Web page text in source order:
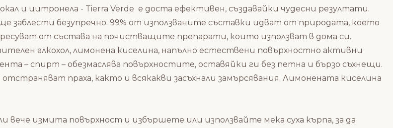
и цитронела - Tierra Verde е доста ефективен, създавайки чудесни резултати.
заблести безупречно. 99% от използваните съставки идват от природата, което
от състава на почистващите препарати, които използват в дома си.
алкохол, лимонена киселина, напълно естествени повърхностно активни
– спирт – обезмаслява повърхностите, оставяйки ги без петна и бързо съхнещи.
праха, както и всякакви засъхнали замърсявания. Лимонената киселина
измита повърхност и избършете или използвайте мека суха кърпа, за да